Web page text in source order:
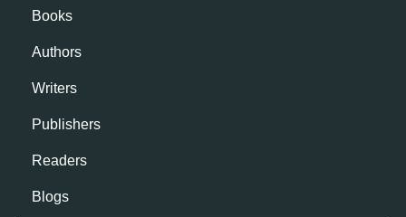
Books
Authors
Writers
Publishers
Readers
Blogs